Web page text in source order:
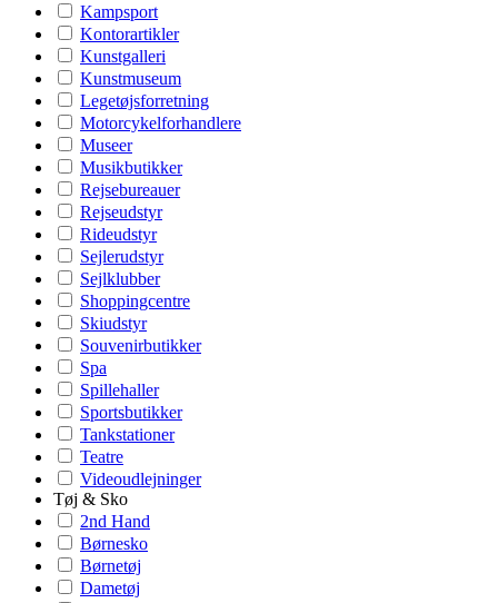
Kampsport
Kontorartikler
Kunstgalleri
Kunstmuseum
Legetøjsforretning
Motorcykelforhandlere
Museer
Musikbutikker
Rejsebureauer
Rejseudstyr
Rideudstyr
Sejlerudstyr
Sejlklubber
Shoppingcentre
Skiudstyr
Souvenirbutikker
Spa
Spillehaller
Sportsbutikker
Tankstationer
Teatre
Videoudlejninger
Tøj & Sko
2nd Hand
Børnesko
Børnetøj
Dametøj